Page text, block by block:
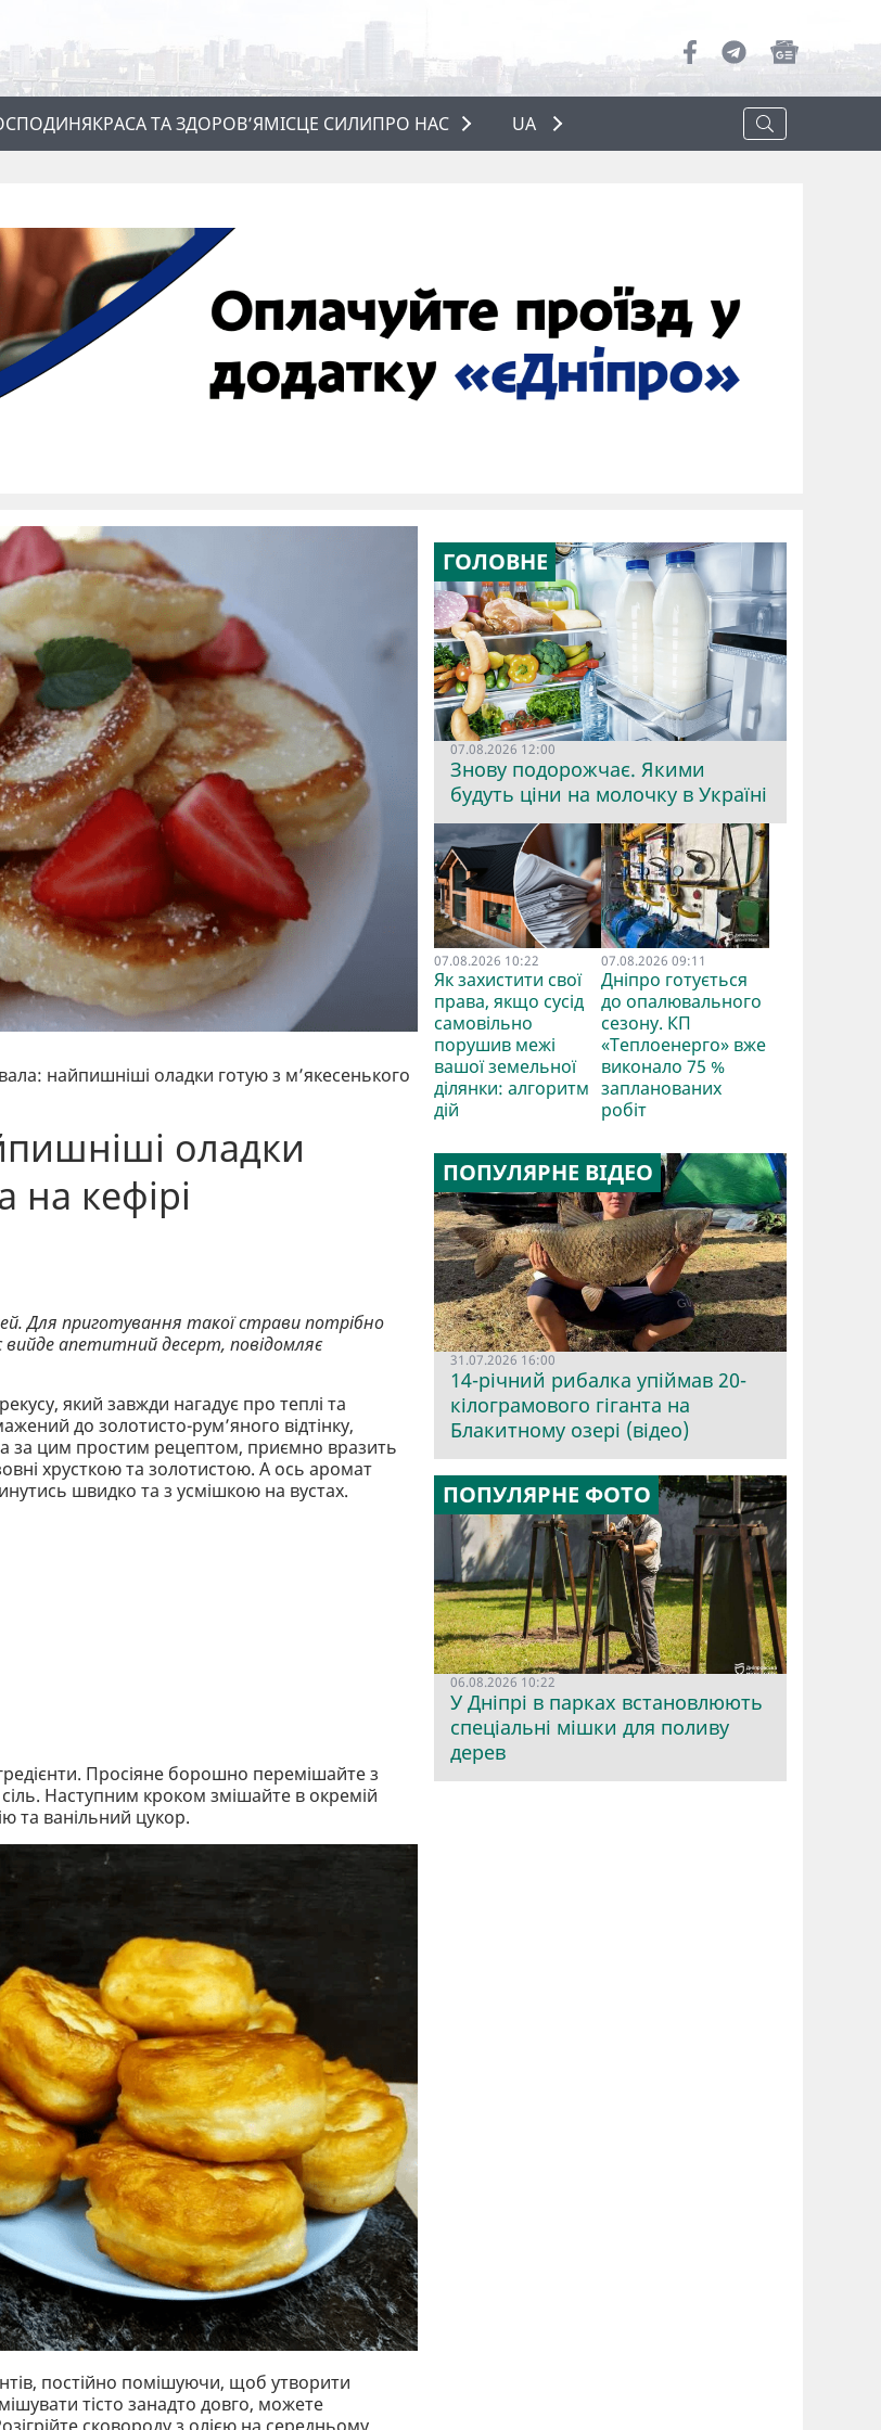
КРАСА ТА ЗДОРОВ’ЯМІСЦЕ СИЛИПРО НАС
ПРО НАС
UA
найпишніші оладки готую з м’якесенького
оладки
на кефірі
Для приготування такої страви потрібно
вийде апетитний десерт, повідомляє
який завжди нагадує про теплі та
до золотисто-рум’яного відтінку,
за цим простим рецептом, приємно вразить
хрусткою та золотистою. А ось аромат
швидко та з усмішкою на вустах.
Просіяне борошно перемішайте з
Наступним кроком змішайте в окремій
та ванільний цукор.
постійно помішуючи, щоб утворити
тісто занадто довго, можете
ГОЛОВНЕ
07.08.2026 12:00
Знову подорожчає. Якими
будуть ціни на молочку в Україні
07.08.2026 10:22
Як захистити свої
права, якщо сусід
самовільно
порушив межі
вашої земельної
ділянки: алгоритм
дій
07.08.2026 09:11
Дніпро готується
до опалювального
сезону. КП
«Теплоенерго» вже
виконало 75 %
запланованих
робіт
ПОПУЛЯРНЕ ВІДЕО
31.07.2026 16:00
14-річний рибалка упіймав 20-
кілограмового гіганта на
Блакитному озері (відео)
ПОПУЛЯРНЕ ФОТО
06.08.2026 10:22
У Дніпрі в парках встановлюють
спеціальні мішки для поливу
дерев